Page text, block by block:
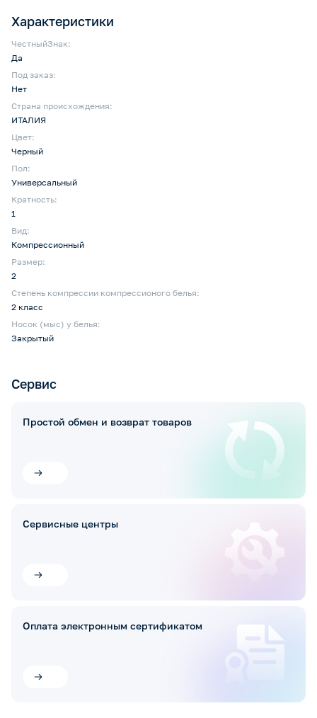
Характеристики
ЧестныйЗнак:
Да
Под заказ:
Нет
Страна происхождения:
ИТАЛИЯ
Цвет:
Черный
Пол:
Универсальный
Кратность:
1
Вид:
Компрессионный
Размер:
2
Степень компрессии компрессионого белья:
2 класс
Носок (мыс) у белья:
Закрытый
Сервис
Простой обмен и возврат товаров
Сервисные центры
Оплата электронным сертификатом